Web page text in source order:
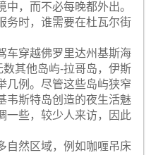
，而不必每晚都外出。
务时，谁需要在杜瓦尔街
车穿越佛罗里达州基斯海
其他岛屿-拉哥岛，伊斯
几例。尽管这些岛屿狭窄
韦斯特岛创造的夜生活魅
一些，较少人来访，因此
自然区域，例如咖喱吊床